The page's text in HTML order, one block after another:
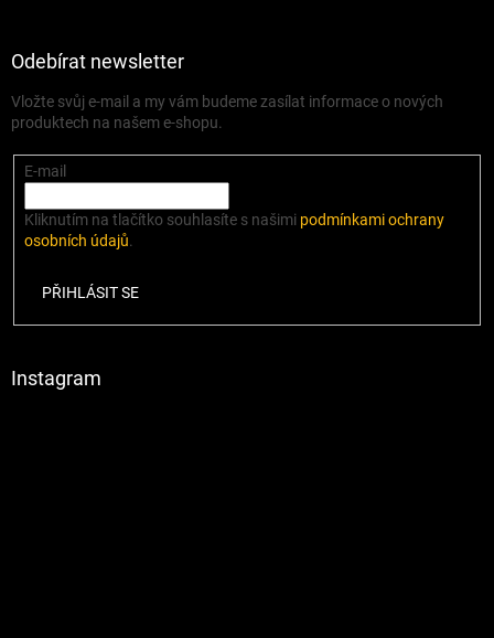
Odebírat newsletter
Vložte svůj e-mail a my vám budeme zasílat informace o nových
produktech na našem e-shopu.
E-mail
Kliknutím na tlačítko souhlasíte s našimi podmínkami ochrany
osobních údajů.
PŘIHLÁSIT SE
Instagram